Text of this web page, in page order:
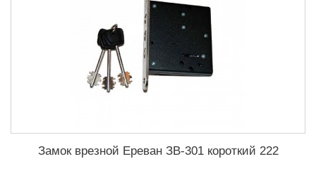
Замок врезной Ереван ЗВ-301 короткий 222